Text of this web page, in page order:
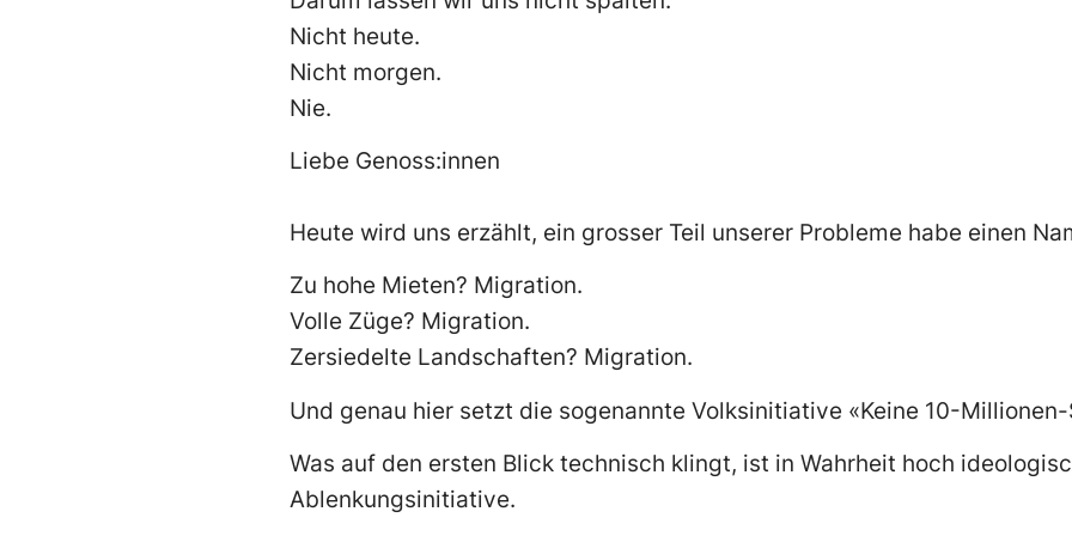
Nicht heute.
Nicht morgen.
Nie.
Liebe Genoss:innen
Heute wird uns erzählt, ein grosser Teil unserer Probleme habe einen
Zu hohe Mieten? Migration.
Volle Züge? Migration.
Zersiedelte Landschaften? Migration.
Und genau hier setzt die sogenannte Volksinitiative «Keine 10-
Was auf den ersten Blick technisch klingt, ist in Wahrheit hoch
Ablenkungsinitiative.